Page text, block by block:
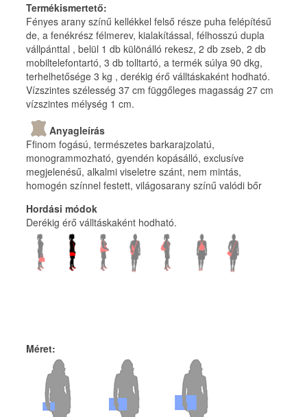
Termékismertető:
Fényes arany színű kellékkel felső része puha felépítésű
de, a fenékrész félmerev, kialakítással, félhosszú dupla
vállpánttal , belül 1 db különálló rekesz, 2 db zseb, 2 db
mobiltelefontartó, 3 db tolltartó, a termék súlya 90 dkg,
terhelhetősége 3 kg , derékig érő válltáskaként hodható.
Vízszintes szélesség 37 cm függőleges magasság 27 cm
vízszintes mélység 1 cm.
Anyagleírás
Ffinom fogású, természetes barkarajzolatú,
monogrammozható, gyendén kopásálló, exclusíve
megjelenésű, alkalmi viseletre szánt, nem mintás,
homogén színnel festett, világosarany színű valódi bőr
Hordási módok
Derékig érő válltáskaként hodható.
Méret: